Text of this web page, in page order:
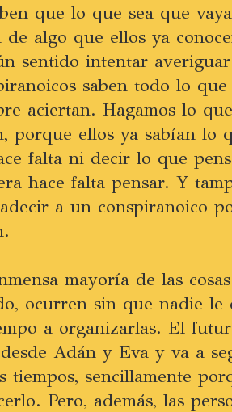
que lo que sea que
de algo que ellos ya
sentido intentar
saben todo lo que
aciertan. Hagamos lo
porque ellos ya sabían lo
falta ni decir lo que
hace falta pensar. Y
a un conspiranoico
mayoría de las
ocurren sin que nadie le
a organizarlas. El
Adán y Eva y va a
tiempos, sencillamente
Pero, además, las